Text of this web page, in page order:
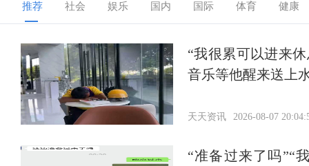
推荐 社会 娱乐 国内 国际 体育 健康
“我很累可以进来
音乐等他醒来送上
天天资讯 2026-08-07
“准备过来了吗”“